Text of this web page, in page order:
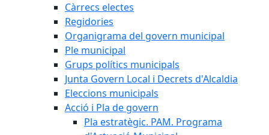
Càrrecs electes
Regidories
Organigrama del govern municipal
Ple municipal
Grups polítics municipals
Junta Govern Local i Decrets d'Alcaldia
Eleccions municipals
Acció i Pla de govern
Pla estratègic. PAM. Programa